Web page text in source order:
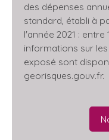
des dépenses
standard, établi à
l'année 2021 :
informations sur
exposé sont
georisques.gouv.fr.